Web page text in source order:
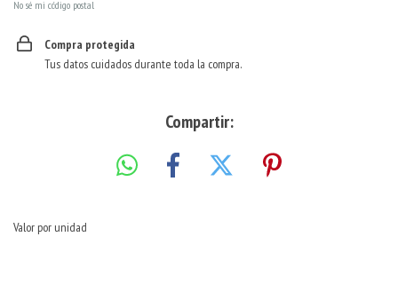
No sé mi código postal
Compra protegida
Tus datos cuidados durante toda la compra.
Compartir:
Valor por unidad